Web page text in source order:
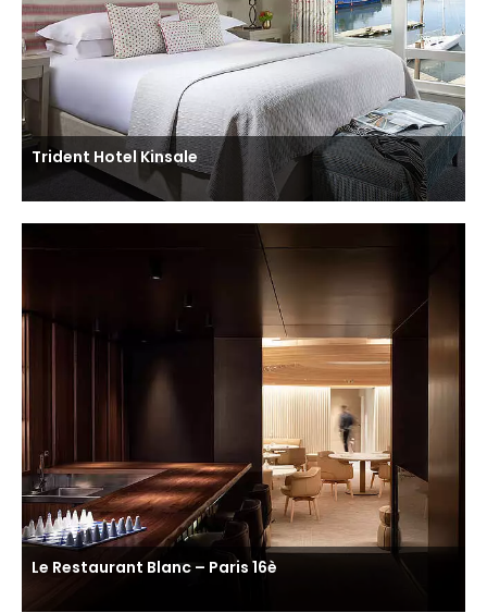
Trident Hotel Kinsale
Le Restaurant Blanc – Paris 16è